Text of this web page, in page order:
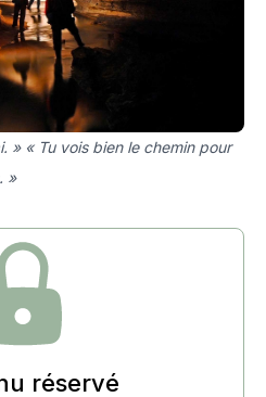
» « Tu vois bien le chemin pour
»
réservé